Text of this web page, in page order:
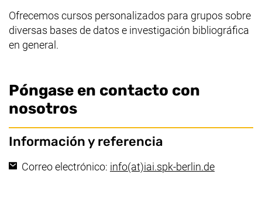
Ofrecemos cursos personalizados para grupos sobre
diversas bases de datos e investigación bibliográfica
en general.
Póngase en contacto con
nosotros
Información y referencia
Correo electrónico: info​(at)​iai.spk-berlin.de(abre su